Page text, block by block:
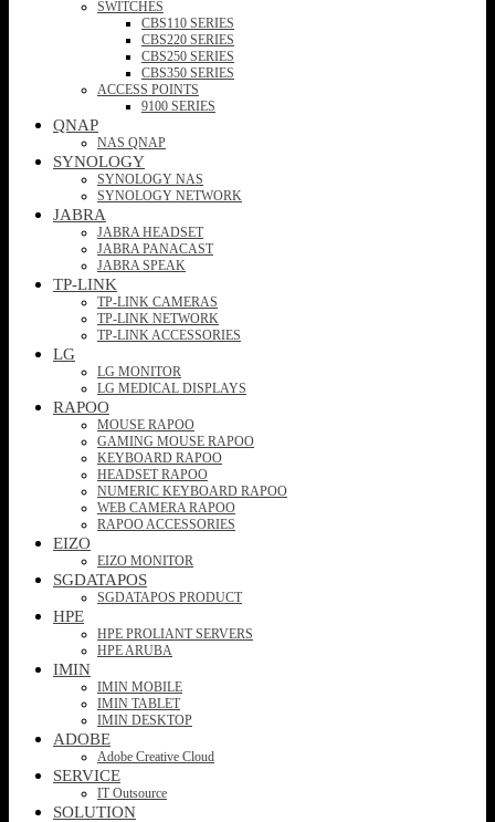
SWITCHES
CBS110 SERIES
CBS220 SERIES
CBS250 SERIES
CBS350 SERIES
ACCESS POINTS
9100 SERIES
QNAP
NAS QNAP
SYNOLOGY
SYNOLOGY NAS
SYNOLOGY NETWORK
JABRA
JABRA HEADSET
JABRA PANACAST
JABRA SPEAK
TP-LINK
TP-LINK CAMERAS
TP-LINK NETWORK
TP-LINK ACCESSORIES
LG
LG MONITOR
LG MEDICAL DISPLAYS
RAPOO
MOUSE RAPOO
GAMING MOUSE RAPOO
KEYBOARD RAPOO
HEADSET RAPOO
NUMERIC KEYBOARD RAPOO
WEB CAMERA RAPOO
RAPOO ACCESSORIES
EIZO
EIZO MONITOR
SGDATAPOS
SGDATAPOS PRODUCT
HPE
HPE PROLIANT SERVERS
HPE ARUBA
IMIN
IMIN MOBILE
IMIN TABLET
IMIN DESKTOP
ADOBE
Adobe Creative Cloud
SERVICE
IT Outsource
SOLUTION